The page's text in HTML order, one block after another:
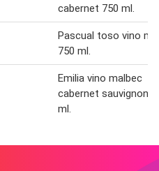
cabernet 750 ml.
Pascual toso vino
750 ml.
Emilia vino malbec
cabernet sauvignon
ml.